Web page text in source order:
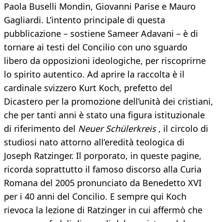
Paola Buselli Mondin, Giovanni Parise e Mauro
Gagliardi. L’intento principale di questa
pubblicazione – sostiene Sameer Adavani – è di
tornare ai testi del Concilio con uno sguardo
libero da opposizioni ideologiche, per riscoprirne
lo spirito autentico. Ad aprire la raccolta è il
cardinale svizzero Kurt Koch, prefetto del
Dicastero per la promozione dell’unità dei cristiani,
che per tanti anni è stato una figura istituzionale
di riferimento del Neuer Schülerkreis, il circolo di
studiosi nato attorno all’eredità teologica di
Joseph Ratzinger. Il porporato, in queste pagine,
ricorda soprattutto il famoso discorso alla Curia
Romana del 2005 pronunciato da Benedetto XVI
per i 40 anni del Concilio. E sempre qui Koch
rievoca la lezione di Ratzinger in cui affermò che